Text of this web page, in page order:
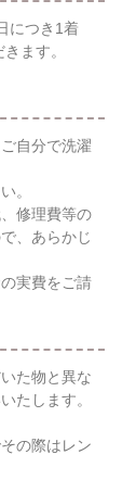
につき1着
ます。
自分で洗濯
。
修理費等の
、あらかじ
実費をご請
た物と異な
たします。
の際はレン